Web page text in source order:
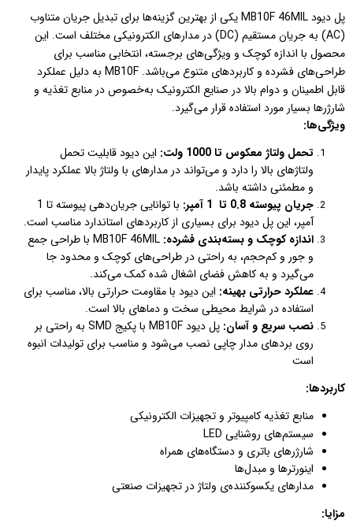
پل دیود MB10F 46MIL یکی از بهترین گزینه‌ها برای تبدیل جریان متناوب
(AC) به جریان مستقیم (DC) در مدارهای الکترونیکی مختلف است. این
محصول با اندازه کوچک و ویژگی‌های برجسته، انتخابی مناسب برای
طراحی‌های فشرده و کاربردهای متنوع می‌باشد. MB10F به دلیل عملکرد
قابل اطمینان و دوام بالا در صنایع الکترونیک به‌خصوص در منابع تغذیه و
شارژرها بسیار مورد استفاده قرار می‌گیرد.
ویژگی‌ها:
تحمل ولتاژ معکوس تا 1000 ولت:
این دیود قابلیت تحمل
ولتاژهای بالا را دارد و می‌تواند در مدارهای با ولتاژ بالا عملکرد پایدار
و مطمئنی داشته باشد.
جریان پیوسته 0.8 تا 1 آمپر:
با توانایی جریان‌دهی پیوسته تا 1
آمپر، این پل دیود برای بسیاری از کاربردهای استاندارد مناسب است.
اندازه کوچک و بسته‌بندی فشرده:
MB10F 46MIL با طراحی جمع
و جور و کم‌حجم، به راحتی در طراحی‌های کوچک و محدود جا
می‌گیرد و به کاهش فضای اشغال شده کمک می‌کند.
عملکرد حرارتی بهینه: این دیود با مقاومت حرارتی بالا، مناسب برای
استفاده در شرایط محیطی سخت و دماهای بالا است.
نصب سریع و آسان:
پل دیود MB10F با پکیج SMD به راحتی بر
روی بردهای مدار چاپی نصب می‌شود و مناسب برای تولیدات انبوه
است
کاربردها:
منابع تغذیه کامپیوتر و تجهیزات الکترونیکی
سیستم‌های روشنایی LED
شارژرهای باتری و دستگاه‌های همراه
اینورترها و مبدل‌ها
مدارهای یکسوکننده‌ی ولتاژ در تجهیزات صنعتی
مزایا: